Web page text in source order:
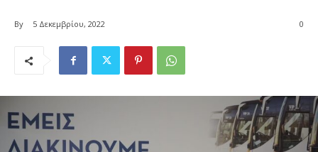
By 5 Δεκεμβρίου, 2022 0